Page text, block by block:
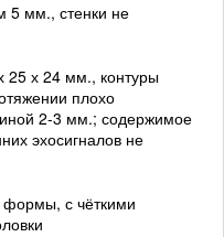
5 мм., стенки не
25 х 24 мм., контуры
плохо
2-3 мм.; содержимое
эхосигналов не
с чёткими